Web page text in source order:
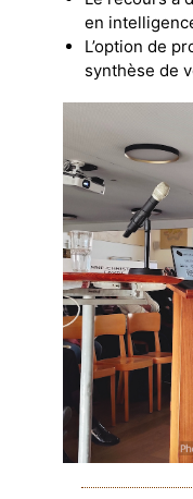
en
L’option de
synthèse de